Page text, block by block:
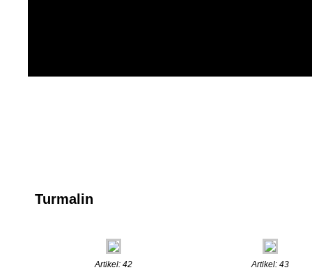
Turmalin
Artikel: 42 Artikel: 43